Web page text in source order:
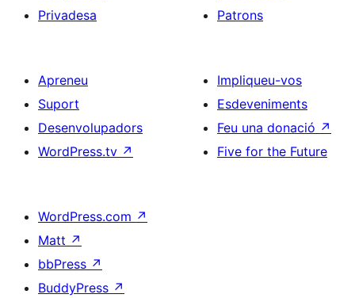
Privadesa
Patrons
Apreneu
Suport
Desenvolupadors
WordPress.tv ↗
Impliqueu-vos
Esdeveniments
Feu una donació ↗
Five for the Future
WordPress.com ↗
Matt ↗
bbPress ↗
BuddyPress ↗